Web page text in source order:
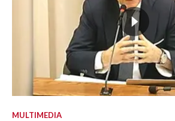
MULTIMEDIA